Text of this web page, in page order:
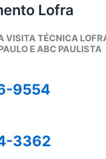
Lofra
VISITA TÉCNICA
E ABC PAULISTA
9554
3362